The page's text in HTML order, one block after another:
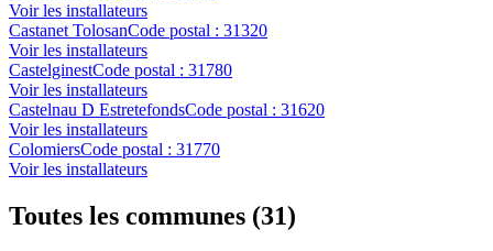
Voir les installateurs
Castanet TolosanCode postal : 31320
Voir les installateurs
CastelginestCode postal : 31780
Voir les installateurs
Castelnau D EstretefondsCode postal : 31620
Voir les installateurs
ColomiersCode postal : 31770
Voir les installateurs
Toutes les communes (31)